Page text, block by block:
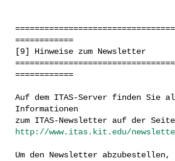
============
[9] Hinweise zum Newsletter
============
Auf dem ITAS-Server finden Sie
Informationen
zum ITAS-Newsletter auf der Seite
http://www.itas.kit.edu/
Um den Newsletter abzubestellen,